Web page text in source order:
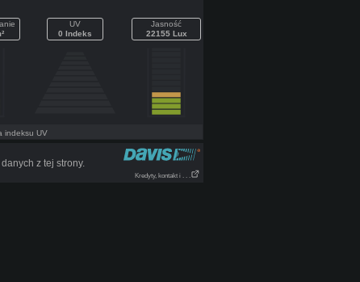
UV
0 Indeks
Jasność
22155 Lux
indeksu UV
z tej strony.
Kredyty, kontakt i . . .